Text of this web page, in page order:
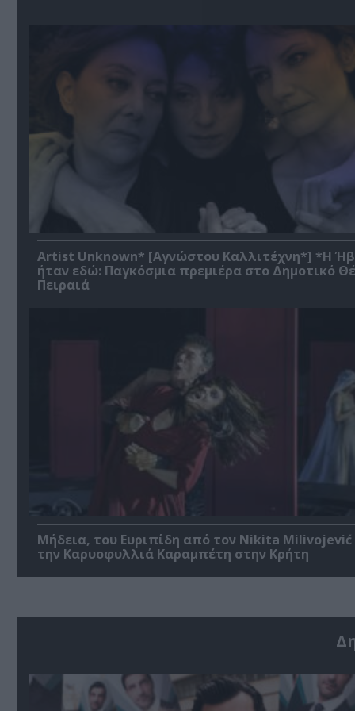
Artist Unknown* [Αγνώστου Καλλιτέχνη*] *Η
ήταν εδώ: Παγκόσμια πρεμιέρα στο Δημοτικό
Πειραιά
Μήδεια, του Ευριπίδη από τον Nikita Milivojević
την Καρυοφυλλιά Καραμπέτη στην Κρήτη